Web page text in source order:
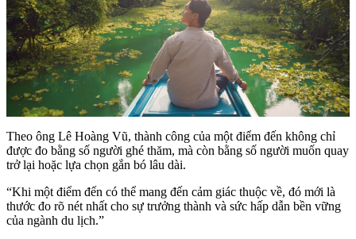
Theo ông Lê Hoàng Vũ, thành công của một điểm đến không chỉ
được đo bằng số người ghé thăm, mà còn bằng số người muốn quay
trở lại hoặc lựa chọn gắn bó lâu dài.
“Khi một điểm đến có thể mang đến cảm giác thuộc về, đó mới là
thước đo rõ nét nhất cho sự trưởng thành và sức hấp dẫn bền vững
của ngành du lịch.”